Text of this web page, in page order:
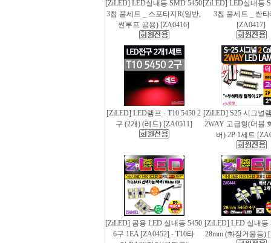
[ZiLED] LED실내등 SMD 5450
3칩 풀세트 _ 스포티지R(일반,
썬루프 공용) [ZA0416]
[ZiLED] LED실내등
3칩 풀세트 _ 싼
[ZA0417]
[ZiLED] LED램프 - T10 5450 2
구 (2개) (레드) [ZA0511]
[ZiLED] S25 시그널
2WAY 고급형(더블.
버) 2P 1세트
[ZiLED] 공용 LED 실내등 5450
6구 1EA [ZA0452] - T10타
[ZiLED] LED 실내등
28mm (화장거울등)